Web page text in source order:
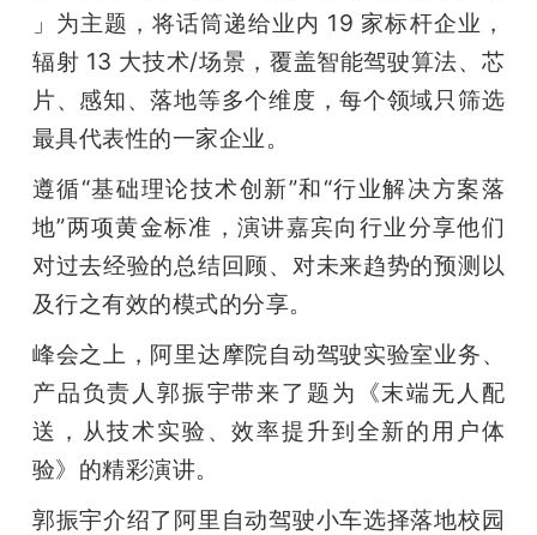
GAIR
专
题
爱
搞
机
」为主题，将话筒递给业内 19 家标杆企业，
辐射 13 大技术/场景，覆盖智能驾驶算法、芯
片、感知、落地等多个维度，每个领域只筛选
最具代表性的一家企业。
遵循“基础理论技术创新”和“行业解决方案落
地”两项黄金标准，演讲嘉宾向行业分享他们
对过去经验的总结回顾、对未来趋势的预测以
及行之有效的模式的分享。
峰会之上，阿里达摩院自动驾驶实验室业务、
产品负责人郭振宇带来了题为《末端无人配
送，从技术实验、效率提升到全新的用户体
验》的精彩演讲。
郭振宇介绍了阿里自动驾驶小车选择落地校园